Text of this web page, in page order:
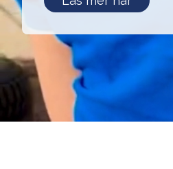
assistans